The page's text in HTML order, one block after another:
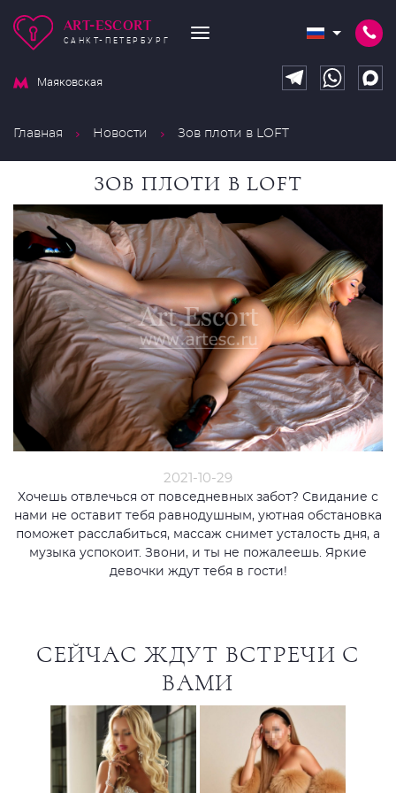
ART-ESCORT
САНКТ-ПЕТЕРБУРГ
Маяковская
Главная Новости Зов плоти в LOFT
ЗОВ ПЛОТИ В LOFT
2021-10-29
Хочешь отвлечься от повседневных забот? Свидание с
нами не оставит тебя равнодушным, уютная обстановка
поможет расслабиться, массаж снимет усталость дня, а
музыка успокоит. Звони, и ты не пожалеешь. Яркие
девочки ждут тебя в гости!
СЕЙЧАС ЖДУТ ВСТРЕЧИ С
ВАМИ